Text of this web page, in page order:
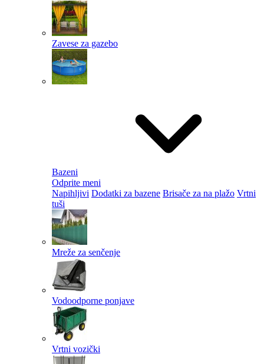
Zavese za gazebo
Bazeni
Odprite meni
Napihljivi Dodatki za bazene Brisače za na plažo Vrtni
tuši
Mreže za senčenje
Vodoodporne ponjave
Vrtni vozički